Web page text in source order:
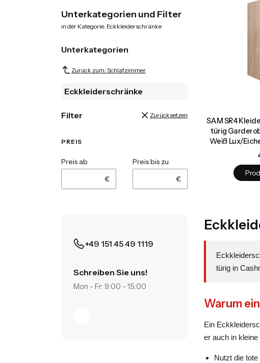
Unterkategorien und Filter
in der Kategorie: Eckkleiderschränke
Unterkategorien
Zurück zum: Schlafzimmer
Eckkleiderschränke
Filter Zurücksetzen
PREIS
Preis ab
€
Preis bis zu
€
+49 151 45 49 1119
Schreiben Sie uns!
Mon - Fr: 9:00 - 15:00
SAM SR4
türig
Weiß Lux/
türig in
Warum
Ein
er auch in
Nutzt die